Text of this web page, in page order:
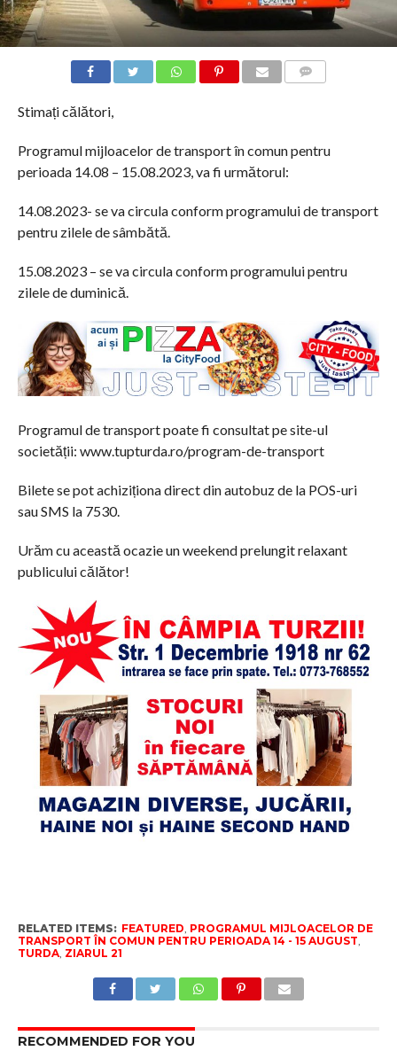
Stimați călători,
Programul mijloacelor de transport în comun pentru
perioada 14.08 – 15.08.2023, va fi următorul:
14.08.2023- se va circula conform programului de transport
pentru zilele de sâmbătă.
15.08.2023 – se va circula conform programului pentru
zilele de duminică.
Programul de transport poate fi consultat pe site-ul
societății: www.tupturda.ro/program-de-transport
Bilete se pot achiziționa direct din autobuz de la POS-uri
sau SMS la 7530.
Urăm cu această ocazie un weekend prelungit relaxant
publicului călător!
RELATED ITEMS: FEATURED, PROGRAMUL MIJLOACELOR DE
TRANSPORT ÎN COMUN PENTRU PERIOADA 14 - 15 AUGUST,
TURDA, ZIARUL 21
RECOMMENDED FOR YOU